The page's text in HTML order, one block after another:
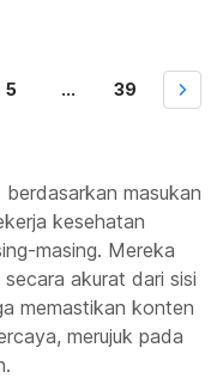
5 ... 39
masukan
kesehatan
masing. Mereka
akurat dari sisi
memastikan konten
merujuk pada